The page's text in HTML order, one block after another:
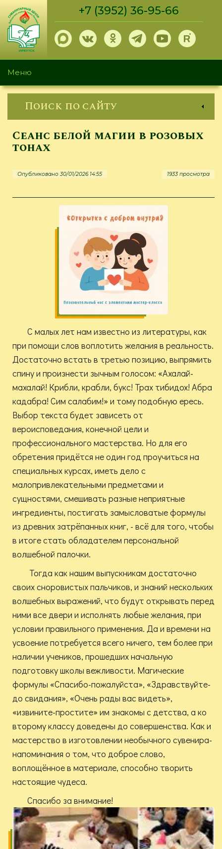
Перейти
основному
содержанию
+7 (3952) 36-95-66
Меню
Поиск по сайту
Сеанс белой магии в розовых
тонах
Опубликовано 30/01/2026 14:55 1933 просмотра
С малых лет нам известно из литературы, как
при помощи слов воплотить желания в реальность.
Достаточно встать в третью позицию, выпрямить
спину и произнести зычным голосом: «Ахалай-
махалай! Крибли, крабли, букс! Трах тибидох! Абра
кадабра! Сим салабим!» и тому подобную ересь.
Выбор текста будет зависеть от
вероисповедания, конечной цели и
профессионального мастерства. Но для его
обретения придётся не один год проучиться на
специальных курсах, иметь дело с
малопривлекательными предметами и
сущностями, смешивать разные неприятные
ингредиенты, постигать замысловатые формулы
из древних затрёпанных книг, - всё для того, чтобы
в итоге стать обладателем персональной
волшебной палочки.
Тогда как нашим выпускникам достаточно
своих сноровистых пальчиков, и знаний нескольких
волшебных выражений, что будут открывать перед
ними все двери и исполнять любые желания, при
условии правильного применения. Да и времени на
усвоение потребуется всего ничего, тем более при
наличии учеников, прошедших начальную
подготовку школы вежливости. Магические
формулы «Спасибо-пожалуйста», «Здравствуйте-
до свидания», «Очень рады вас видеть»,
«извините-простите» им знакомы с детства, а ко
второму классу доведены до совершенства. Как и
мастерство в изготовлении необычного сувенира-
напоминания о том, что доброе слово,
воплощённое в материале, способно творить
настоящие чудеса.
Спасибо за внимание!